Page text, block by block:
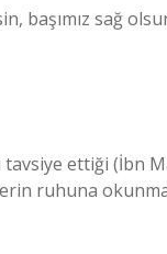
başımız sağ
ettiği (İbn
ruhuna